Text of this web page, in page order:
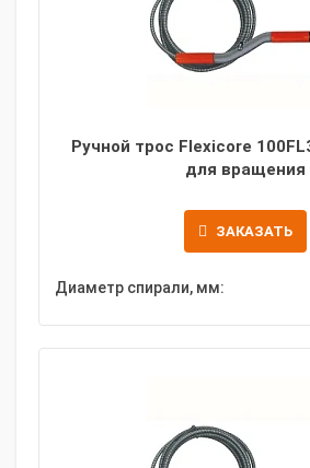
Ручной трос Flexicore
для вращения
ЗАКАЗАТЬ
Диаметр спирали, мм: